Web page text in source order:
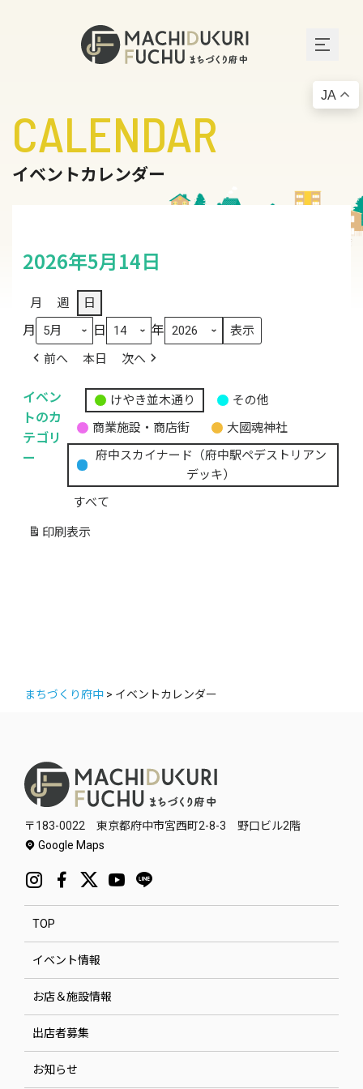
CALENDAR
イベントカレンダー
2026年5月14日
月 週 日
月 日 年
前へ 本日 次へ
イベン
トのカ
テゴリ
ー
無
題
の
カ
テ
ゴ
リ
けやき並木通り
その他
商業施設・商店街
大國魂神社
府中スカイナード（府中駅ペデストリアン
デッキ）
すべて
印刷 表示
まちづくり府中 > イベントカレンダー
〒183-0022 東京都府中市宮西町2-8-3 野口ビル2階
Google Maps
TOP
イベント情報
お店＆施設情報
出店者募集
お知らせ
JA